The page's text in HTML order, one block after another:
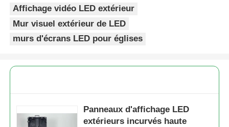
Affichage vidéo LED extérieur
Mur visuel extérieur de LED
murs d'écrans LED pour églises
Panneaux d'affichage LED
extérieurs incurvés haute